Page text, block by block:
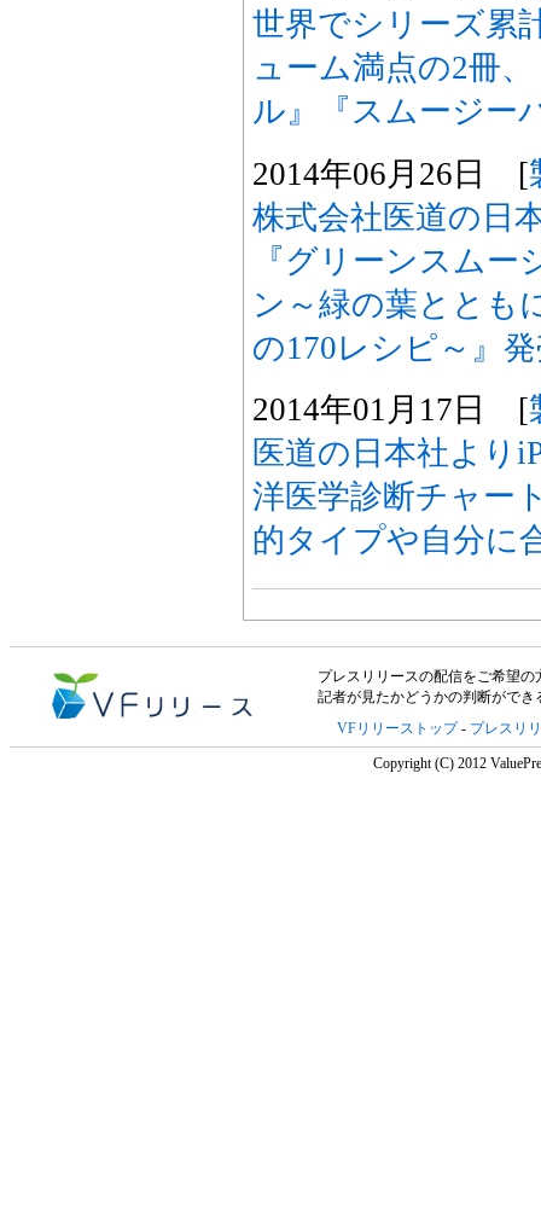
世界でシリーズ累
ューム満点の2冊
ル』『スムージー
2014年06月26日 [
株式会社医道の日
『グリーンスム
ン～緑の葉ととも
の170レシピ～』
2014年01月17日 [
医道の日本社より
洋医学診断チャー
的タイプや自分に
プレスリリースの配信をご希望の
記者が見たかどうかの判断がで
VFリリーストップ- プレスリ
Copyright (C) 2012